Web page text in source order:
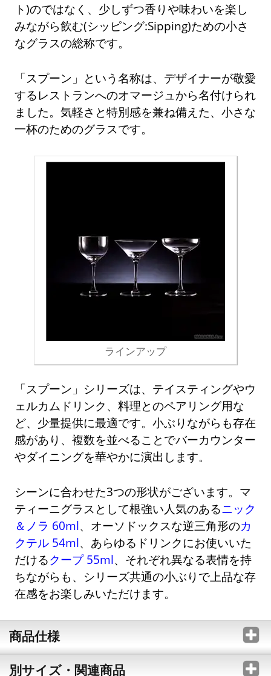
ト)のではなく、少しずつ香りや味わいを楽し
みながら飲む(シッピング:Sipping)ための小さ
なグラスの総称です。
「スプーン」という名称は、デザイナーが敬愛
するレストランへのオマージュから名付けられ
ました。気軽さと特別感を兼ね備えた、小さな
一杯のためのグラスです。
ラインアップ
「スプーン」シリーズは、テイスティングやウ
ェルカムドリンク、料理とのペアリング用な
ど、少量提供に最適です。小ぶりながらも存在
感があり、複数を並べることでバーカウンター
やダイニングを華やかに演出します。
シーンに合わせた3つの形状がございます。マ
ティーニグラスとして根強い人気のあるニック
＆ノラ 60ml、オーソドックスな逆三角形のカ
クテル 54ml、あらゆるドリンクにお使いいた
だけるクープ 55ml、それぞれ異なる表情を持
ちながらも、シリーズ共通の小ぶりで上品な存
在感をお楽しみいただけます。
商品仕様
別サイズ・関連商品